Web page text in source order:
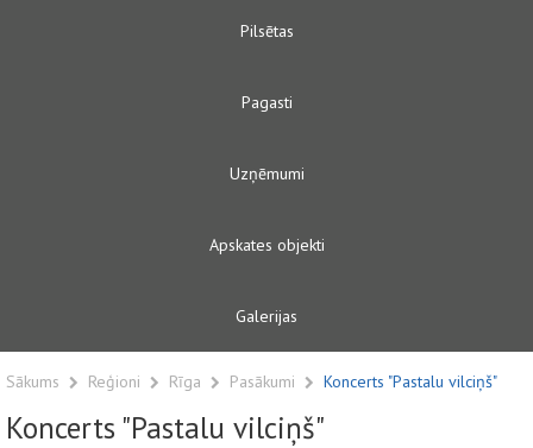
Pilsētas
Pagasti
Uzņēmumi
Apskates objekti
Galerijas
Sākums Reģioni Rīga Pasākumi Koncerts "Pastalu vilciņš"
Koncerts "Pastalu vilciņš"